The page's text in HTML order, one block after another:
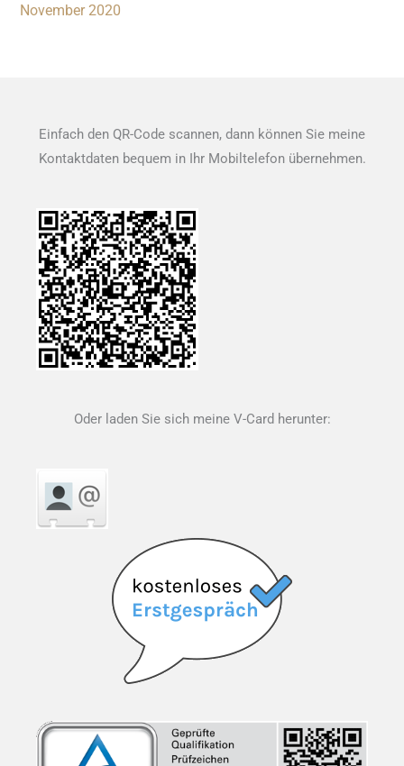
November 2020
Einfach den QR-Code scannen, dann können Sie meine
Kontaktdaten bequem in Ihr Mobiltelefon übernehmen.
Oder laden Sie sich meine V-Card herunter: